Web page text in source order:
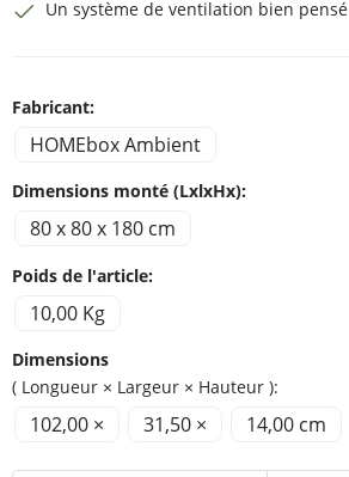
Un système de ventilation bien pensé
Fabricant:
HOMEbox Ambient
Dimensions monté (LxlxHx):
80 x 80 x 180 cm
Poids de l'article:
10,00 Kg
Dimensions
( Longueur × Largeur × Hauteur ):
102,00 × 31,50 × 14,00 cm